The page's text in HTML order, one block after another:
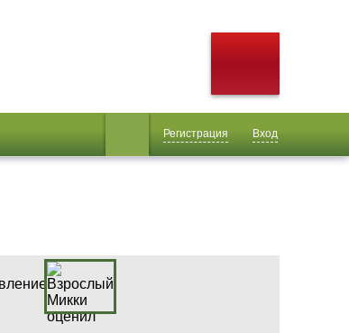
Регистрация Вход